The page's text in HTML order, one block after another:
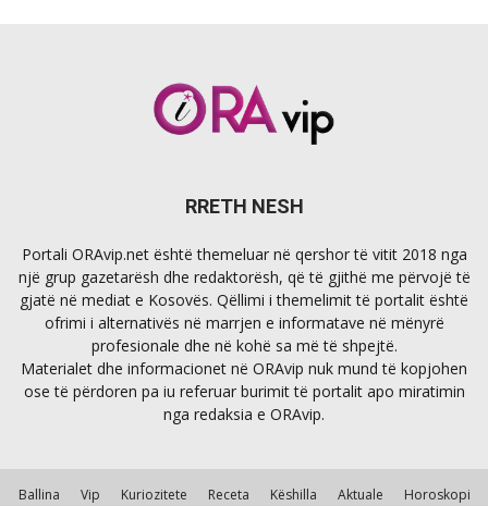
RRETH NESH
Portali ORAvip.net është themeluar në qershor të vitit 2018 nga
një grup gazetarësh dhe redaktorësh, që të gjithë me përvojë të
gjatë në mediat e Kosovës. Qëllimi i themelimit të portalit është
ofrimi i alternativës në marrjen e informatave në mënyrë
profesionale dhe në kohë sa më të shpejtë.
Materialet dhe informacionet në ORAvip nuk mund të kopjohen
ose të përdoren pa iu referuar burimit të portalit apo miratimin
nga redaksia e ORAvip.
Ballina Vip Kuriozitete Receta Këshilla Aktuale Horoskopi